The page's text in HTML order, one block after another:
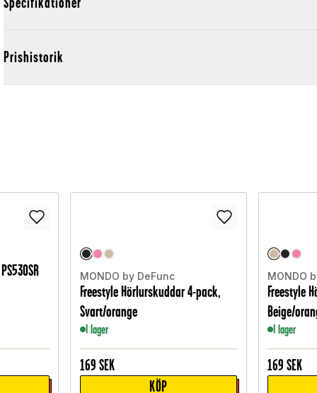
Prishistorik
MONDO by DeFunc
Freestyle Hörlurskuddar 4-pack,
Svart/orange
I lager
169 SEK
KÖP
MONDO
Freestyle
Beige/
I lager
169 SEK